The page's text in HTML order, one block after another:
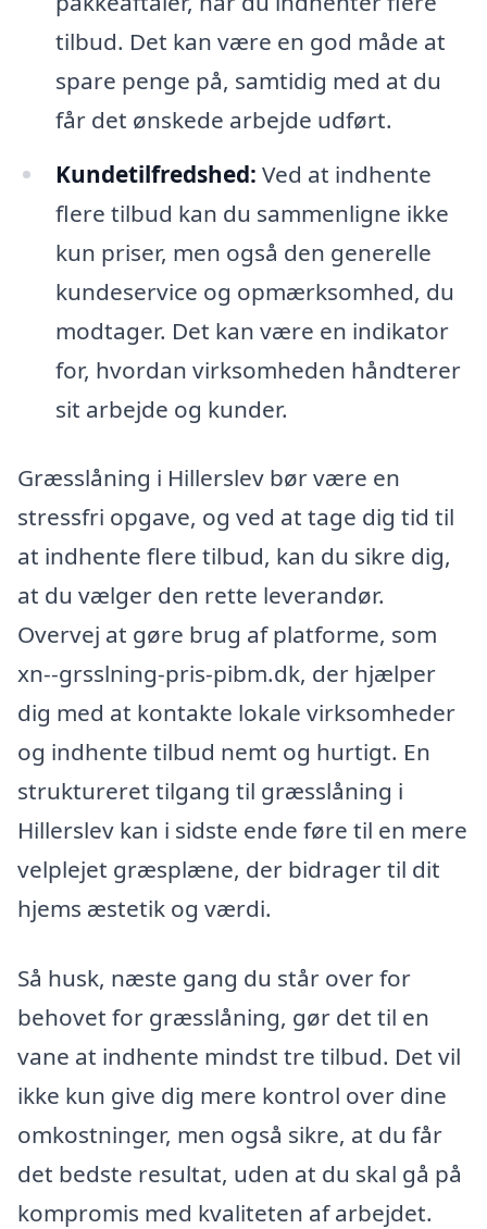
tilbud. Det kan være en god måde at
spare penge på, samtidig med at du
får det ønskede arbejde udført.
Kundetilfredshed: Ved at indhente
flere tilbud kan du sammenligne ikke
kun priser, men også den generelle
kundeservice og opmærksomhed, du
modtager. Det kan være en indikator
for, hvordan virksomheden håndterer
sit arbejde og kunder.
Græsslåning i Hillerslev bør være en
stressfri opgave, og ved at tage dig tid til
at indhente flere tilbud, kan du sikre dig,
at du vælger den rette leverandør.
Overvej at gøre brug af platforme, som
xn--grsslning-pris-pibm.dk, der hjælper
dig med at kontakte lokale virksomheder
og indhente tilbud nemt og hurtigt. En
struktureret tilgang til græsslåning i
Hillerslev kan i sidste ende føre til en mere
velplejet græsplæne, der bidrager til dit
hjems æstetik og værdi.
Så husk, næste gang du står over for
behovet for græsslåning, gør det til en
vane at indhente mindst tre tilbud. Det vil
ikke kun give dig mere kontrol over dine
omkostninger, men også sikre, at du får
det bedste resultat, uden at du skal gå på
kompromis med kvaliteten af arbejdet.